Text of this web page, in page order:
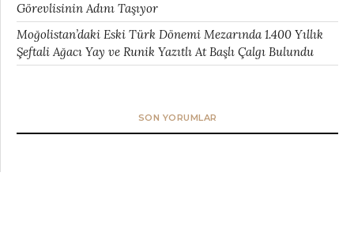
Görevlisinin Adını Taşıyor
Moğolistan’daki Eski Türk Dönemi Mezarında 1.400 Yıllık
Şeftali Ağacı Yay ve Runik Yazıtlı At Başlı Çalgı Bulundu
SON YORUMLAR